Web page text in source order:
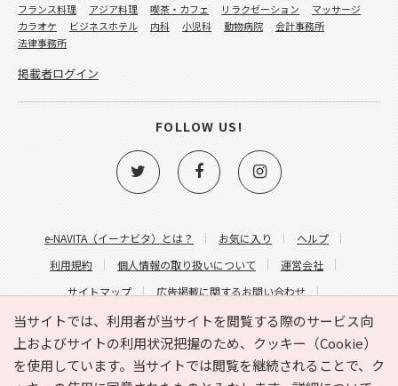
当サイトでは、利用者が当サイトを閲覧する際のサービス向
上およびサイトの利用状況把握のため、クッキー（Cookie）
を使用しています。当サイトでは閲覧を継続されることで、ク
e-NAVITA（イーナビタ）とは？ お気に入り
ヘルプ
利用規約
個人情報の取り扱いについて
運営会社
サイトマップ
広告掲載に関するお問い合わせ
サイトの内容に関するお問い合わせ
フランス料理
アジア料理 喫茶・カフェ リラクゼーション
マッサージ
カラオケ
ビジネスホテル 内科 小児科 動物病院
会計事務所
法律事務所
掲載者ログイン
FOLLOW US!